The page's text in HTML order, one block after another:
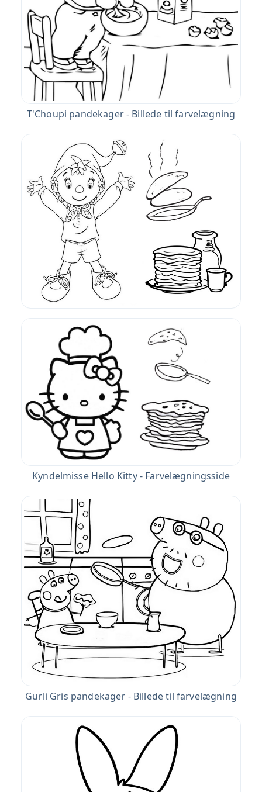
T'Choupi pandekager - Billede til farvelægning
Kyndelmisse Hello Kitty - Farvelægningsside
Gurli Gris pandekager - Billede til farvelægning